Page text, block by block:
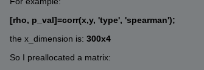
[rho, p_val]=corr(x,y, 'type', 'spearman');
the x_dimension is: 300x4
So I preallocated a matrix: